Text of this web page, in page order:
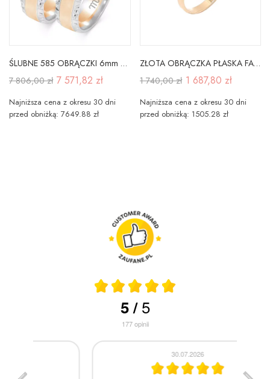
ŚLUBNE 585 OBRĄCZKI 6mm RÓŻOWO BIAŁE SOCZEWKA
7 806,00 zł 7 571,82 zł
Najniższa cena z okresu 30 dni
przed obniżką: 7649.88 zł
ZŁOTA OBRĄCZKA PŁASKA FAZOWANA KLASYCZNA 585 3mm
1 740,00 zł 1 687,80 zł
Najniższa cena z okresu 30 dni
przed obniżką: 1505.28 zł
5/5
177opinii